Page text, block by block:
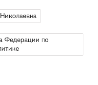
Федерации по